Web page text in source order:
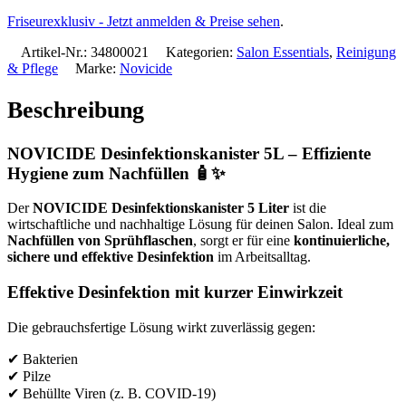
Friseurexklusiv - Jetzt anmelden & Preise sehen.
Artikel-Nr.: 34800021 Kategorien: Salon Essentials, Reinigung
& Pflege
Marke: Novicide
Beschreibung
NOVICIDE Desinfektionskanister 5L – Effiziente
Hygiene zum Nachfüllen 🧴✨
DerNOVICIDE Desinfektionskanister 5 Liter ist die
wirtschaftliche und nachhaltige Lösung für deinen Salon. Ideal zum
Nachfüllen von Sprühflaschen, sorgt er für eine kontinuierliche,
sichere und effektive Desinfektion im Arbeitsalltag.
Effektive Desinfektion mit kurzer Einwirkzeit
Die gebrauchsfertige Lösung wirkt zuverlässig gegen:
✔ Bakterien
✔ Pilze
✔ Behüllte Viren (z. B. COVID-19)